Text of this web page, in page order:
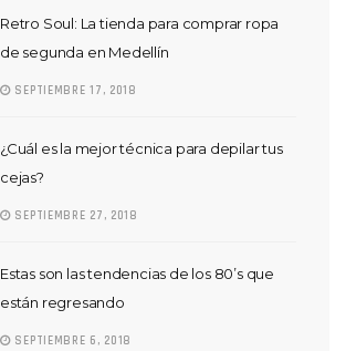
Retro Soul: La tienda para comprar ropa
de segunda en Medellín
SEPTIEMBRE 17, 2018
¿Cuál es la mejor técnica para depilar tus
cejas?
SEPTIEMBRE 27, 2018
Estas son las tendencias de los 80’s que
están regresando
SEPTIEMBRE 6, 2018